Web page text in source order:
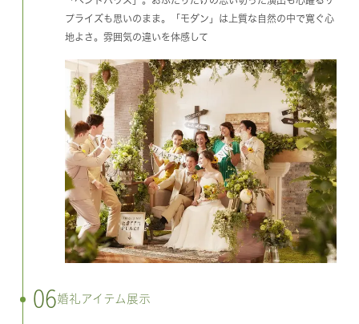
プライズも思いのまま。「モダン」は上質な自然の中で寛ぐ心
地よさ。雰囲気の違いを体感して
06婚礼アイテム展示